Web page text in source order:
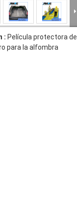
: Película protectora del
para la alfombra